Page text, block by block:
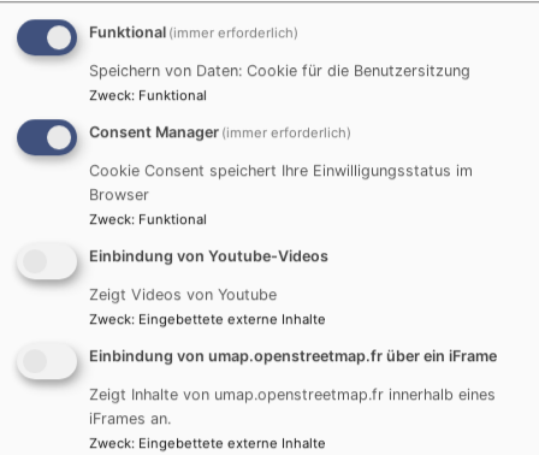
Unser Kirchenvorstand (v.l.n.r): Hinten: Lorenz Bäuerle, Oliver
Kisselmann, Bettina Stern, Sonja Ehret, Anja Mayer-Ley, Dr.
Peter Meyer, Pia Heutling, Klaus Bäuerle, Vorne: Susanne Dorn,
Dr. Gerald Fremdling, Cornelia Jürgensen
Kritik, Anregungen und jeglichen Beiträgen werden Sie
bei allen unseren Mitgliedern des KVs ein offenes Ohr
Sie können uns im aktiven Gemeindeleben antreffen,
oder gegebenenfalls über das Pfarramt unsere
Kontaktdaten erfragen.
Funktional (immer erforderlich)
Speichern von Daten: Cookie für die Benutzersitzung
Zweck: Funktional
Consent Manager (immer erforderlich)
Cookie Consent speichert Ihre Einwilligungsstatus im
Browser
Zweck: Funktional
Einbindung von Youtube-Videos
Zeigt Videos von Youtube
Zweck: Eingebettete externe Inhalte
Einbindung von umap.openstreetmap.fr über ein iFrame
Zeigt Inhalte von umap.openstreetmap.fr innerhalb eines
iFrames an.
Zweck: Eingebettete externe Inhalte